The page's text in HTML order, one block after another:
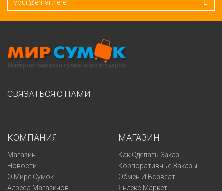
СВЯЗАТЬСЯ С НАМИ
КОМПАНИЯ
Магазин
Новости
О Мире Сумок
Адреса Магазинов
МАГАЗИН
Как Сделать Заказ
Корпоративные Заказы
Обмен И Возврат
Яндекс Маркет